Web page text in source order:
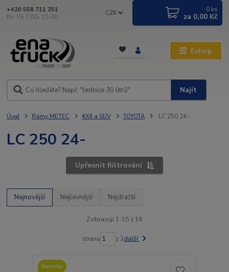
Eshop
CZK
Najít
+420 558 711 251
Po- Pá 7:00- 15:00
0 ks
za 0,00 Kč
Úvod Rámy METEC 4X4 a SUV TOYOTA LC 250 24-
LC 250 24-
Upřesnit fiiltrování
Nejnovější Nejlevnější Nejdražší
Zobrazuji 1-15 z 16
strana z 2další
Novinka